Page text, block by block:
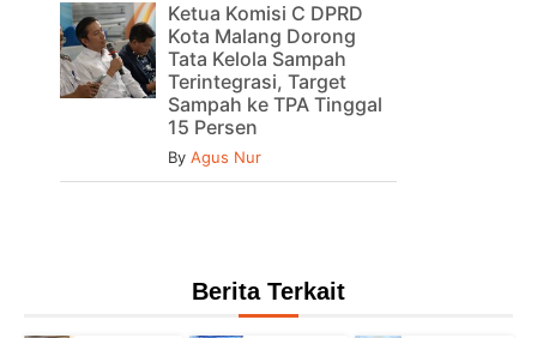
Ketua Komisi C DPRD
Kota Malang Dorong
Tata Kelola Sampah
Terintegrasi, Target
Sampah ke TPA Tinggal
15 Persen
By Agus Nur
Berita Terkait